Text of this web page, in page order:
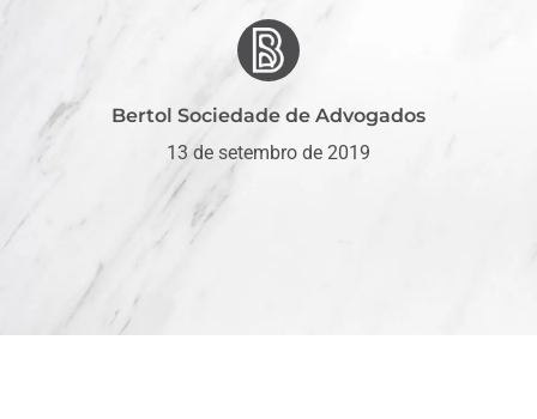
Bertol Sociedade de Advogados
13 de setembro de 2019